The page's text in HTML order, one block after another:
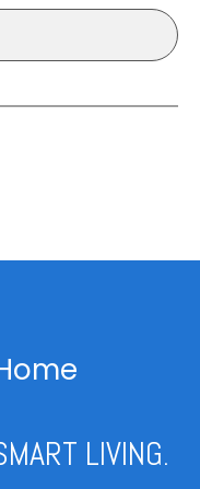
LIVING.